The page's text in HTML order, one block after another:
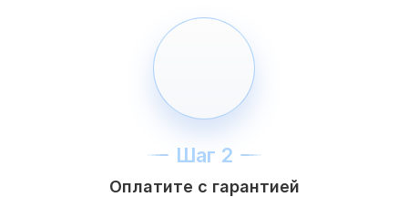
Шаг 2
Оплатите с гарантией